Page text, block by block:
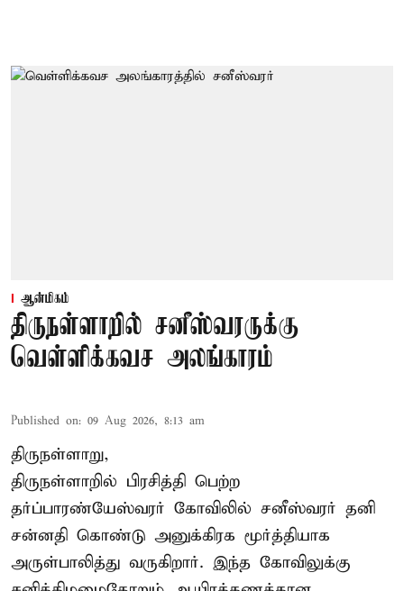
ஆன்மிகம்
திருநள்ளாறில் சனீஸ்வரருக்கு
வெள்ளிக்கவச அலங்காரம்
Published on: 09 Aug 2026, 8:13 am
திருநள்ளாறு,
திருநள்ளாறில் பிரசித்தி பெற்ற
தர்ப்பாரண்யேஸ்வரர் கோவிலில் சனீஸ்வரர் தனி
சன்னதி கொண்டு அனுக்கிரக மூர்த்தியாக
அருள்பாலித்து வருகிறார். இந்த கோவிலுக்கு